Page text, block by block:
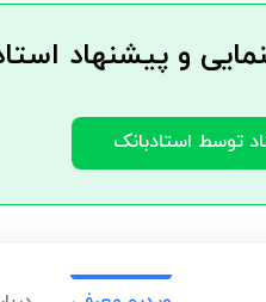
و پیشنهاد
توسط استادبانک